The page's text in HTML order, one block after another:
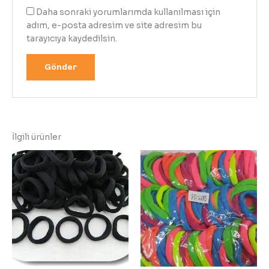
Daha sonraki yorumlarımda kullanılması için
adım, e-posta adresim ve site adresim bu
tarayıcıya kaydedilsin.
İlgili ürünler